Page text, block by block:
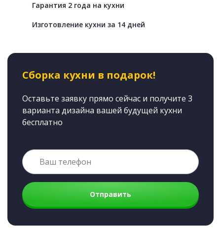
Гарантия 2 года на кухни
Изготовление кухни за 14 дней
Сборка кухни в подарок!
Оставьте заявку прямо сейчас и получите 3
варианта дизайна вашей будущей кухни
бесплатно
Отправить